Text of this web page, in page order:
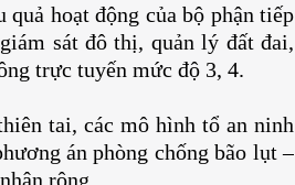
hoạt động của bộ phận tiếp
sát đô thị, quản lý đất đai,
trực tuyến mức độ 3, 4.
tai, các mô hình tổ an ninh
án phòng chống bão lụt –
rộng.